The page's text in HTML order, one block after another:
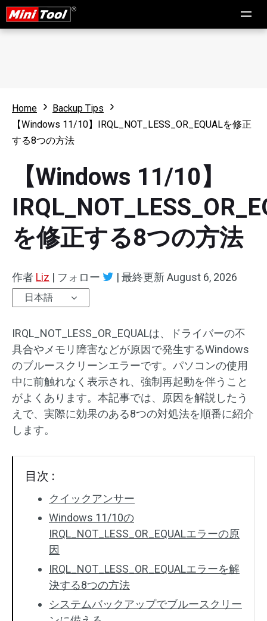
Home
Backup Tips
【Windows 11/10】IRQL_NOT_LESS_OR_EQUALを修正
する8つの方法
【Windows 11/10】
を修正する8つの方法
作者 Liz | フォロー | 最終更新August 6, 2026
日本語
IRQL_NOT_LESS_OR_EQUALは、ドライバーの不
具合やメモリ障害などが原因で発生するWindows
のブルースクリーンエラーです。パソコンの使用
中に前触れなく表示され、強制再起動を伴うこと
がよくあります。本記事では、原因を解説したう
えで、実際に効果のある8つの対処法を順番に紹介
します。
目次 :
クイックアンサー
Windows 11/10の
IRQL_NOT_LESS_OR_EQUALエラーの原
因
IRQL_NOT_LESS_OR_EQUALエラーを解
決する8つの方法
システムバックアップでブルースクリー